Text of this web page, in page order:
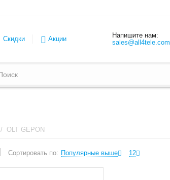
Скидки Акции
Напишите нам:
sales@all4tele.com
/ OLT GEPON
Сортировать по: Популярные выше 12